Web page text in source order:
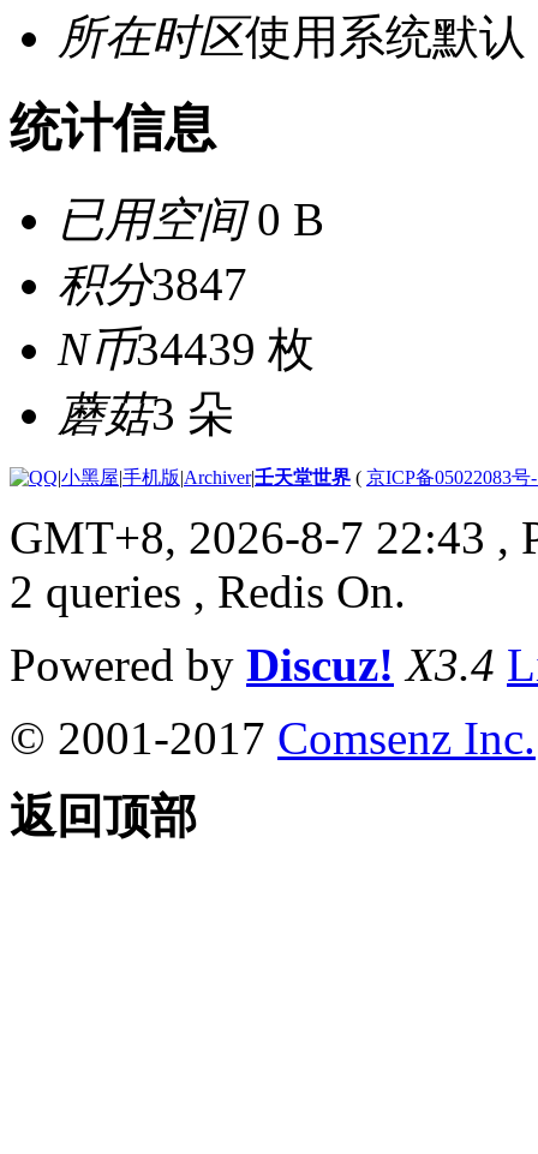
所在时区使用系统默认
统计信息
已用空间0 B
积分3847
N币34439 枚
蘑菇3 朵
|小黑屋|手机版|Archiver|壬天堂世界 ( 京ICP备05022083号
GMT+8, 2026-8-7 22:43 ,
2 queries , Redis On.
Powered by Discuz! X3.4
© 2001-2017 Comsenz Inc.
返回顶部